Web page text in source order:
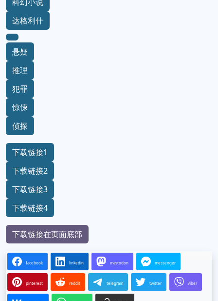
达格利什
悬疑
推理
犯罪
惊悚
侦探
下载链接1
下载链接2
下载链接3
下载链接4
下载链接在页面底部
facebook linkedin mastodon messenger
pinterest reddit telegram twitter viber